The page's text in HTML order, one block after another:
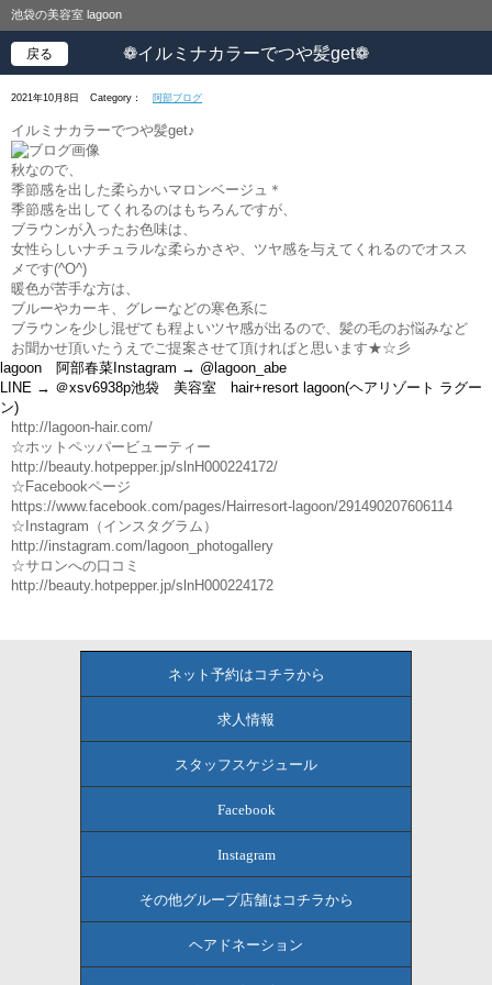
池袋の美容室 lagoon
❁イルミナカラーでつや髪get❁
戻る
2021年10月8日 Category： 阿部ブログ
イルミナカラーでつや髪get♪
秋なので、
季節感を出した柔らかいマロンベージュ＊
季節感を出してくれるのはもちろんですが、
ブラウンが入ったお色味は、
女性らしいナチュラルな柔らかさや、ツヤ感を与えてくれるのでオスス
メです(^O^)
暖色が苦手な方は、
ブルーやカーキ、グレーなどの寒色系に
ブラウンを少し混ぜても程よいツヤ感が出るので、髪の毛のお悩みなど
お聞かせ頂いたうえでご提案させて頂ければと思います★☆彡
lagoon 阿部春菜Instagram → @lagoon_abe
LINE → ＠xsv6938p池袋 美容室 hair+resort lagoon(ヘアリゾート ラグー
ン)
http://lagoon-hair.com/
☆ホットペッパービューティー
http://beauty.hotpepper.jp/slnH000224172/
☆Facebookページ
https://www.facebook.com/pages/Hairresort-lagoon/291490207606114
☆Instagram（インスタグラム）
http://instagram.com/lagoon_photogallery
☆サロンへの口コミ
http://beauty.hotpepper.jp/slnH000224172
ネット予約はコチラから
求人情報
スタッフスケジュール
Facebook
Instagram
その他グループ店舗はコチラから
ヘアドネーション